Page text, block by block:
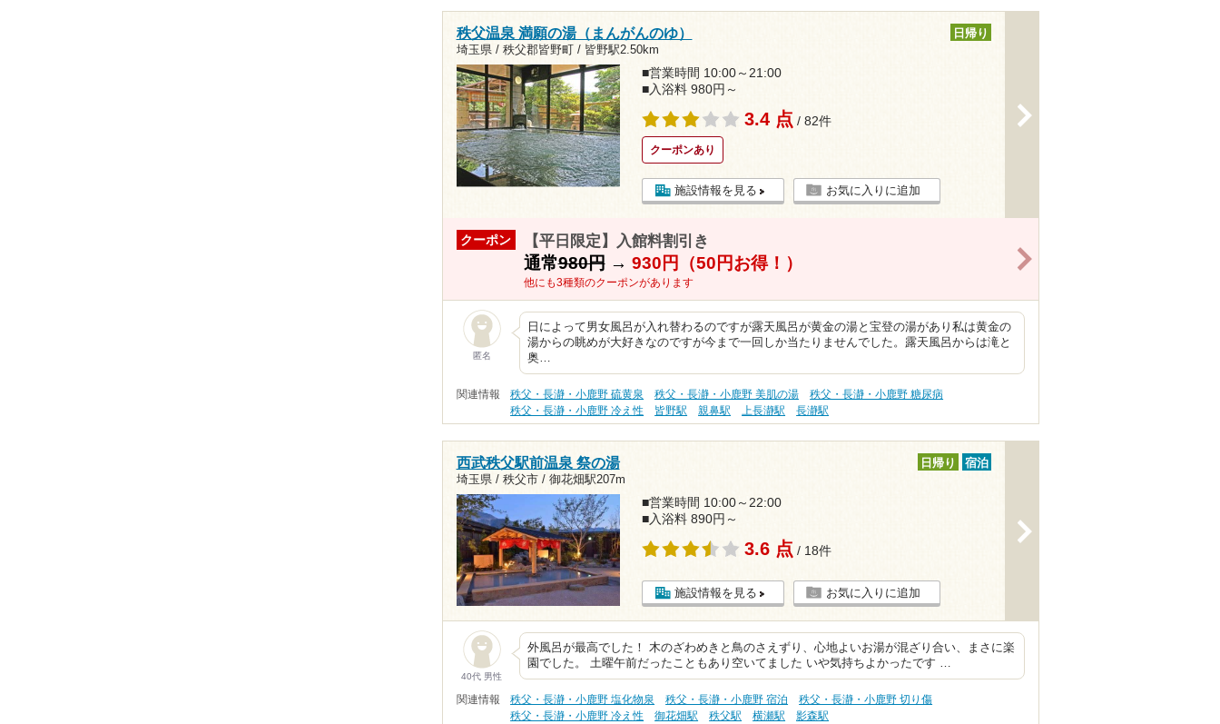
秩父温泉 満願の湯（まんがんのゆ）
埼玉県 / 秩父郡皆野町 / 皆野駅2.50km
日帰り
■営業時間 10:00～21:00
■入浴料 980円～
3.4 点 / 82件
クーポンあり
施設情報を見る お気に入りに追加
クーポン 【平日限定】入館料割引き
通常980円→ 930円（50円お得！）
他にも3種類のクーポンがあります
>
匿名
日によって男女風呂が入れ替わるのですが露天風呂が黄金の湯と宝登の湯があり私は黄金の
湯からの眺めが大好きなのですが今まで一回しか当たりませんでした。露天風呂からは滝と
奥…
関連情報 秩父・長瀞・小鹿野 硫黄泉 秩父・長瀞・小鹿野 美肌の湯
秩父・長瀞・小鹿野 糖尿病
秩父・長瀞・小鹿野 冷え性
皆野駅 親鼻駅 上長瀞駅 長瀞駅
西武秩父駅前温泉 祭の湯
埼玉県 / 秩父市 / 御花畑駅207m
日帰り 宿泊
■営業時間 10:00～22:00
■入浴料 890円～
3.6 点 / 18件
施設情報を見る お気に入りに追加
40代 男性
外風呂が最高でした！ 木のざわめきと鳥のさえずり、心地よいお湯が混ざり合い、まさに楽
園でした。 土曜午前だったこともあり空いてました いや気持ちよかったです …
関連情報 秩父・長瀞・小鹿野 塩化物泉 秩父・長瀞・小鹿野 宿泊
秩父・長瀞・小鹿野 切り傷
秩父・長瀞・小鹿野 冷え性
御花畑駅 秩父駅 横瀬駅 影森駅